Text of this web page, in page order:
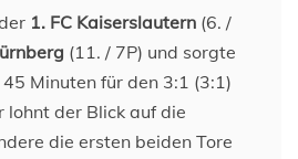
1. FC Kaiserslautern (6. /
(11. / 7P) und sorgte
Minuten für den 3:1 (3:1)
lohnt der Blick auf die
die ersten beiden Tore